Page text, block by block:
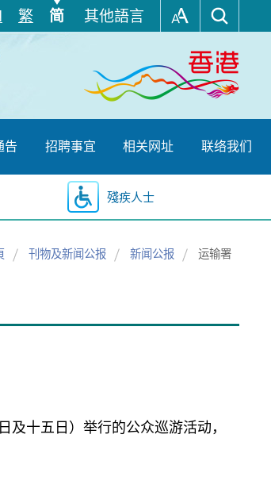
繁 简 其他語言
告 招聘事宜 相关网址 联络我们
殘疾人士
刊物及新闻公报 新闻公报 运输署
十五日）举行的公众巡游活动，